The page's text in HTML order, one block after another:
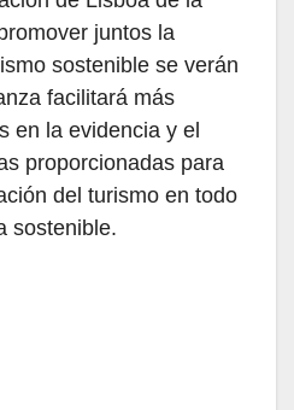
juntos la
sostenible se verán
facilitará más
en la evidencia y el
proporcionadas para
del turismo en todo
sostenible.